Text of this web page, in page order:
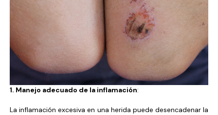
1. Manejo adecuado de la inflamación:
La inflamación excesiva en una herida puede desencadenar la